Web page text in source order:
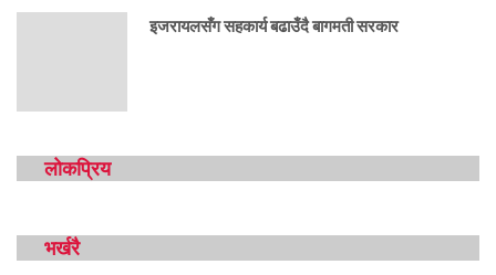
इजरायलसँग सहकार्य बढाउँदै बागमती सरकार
लोकप्रिय
भर्खरै